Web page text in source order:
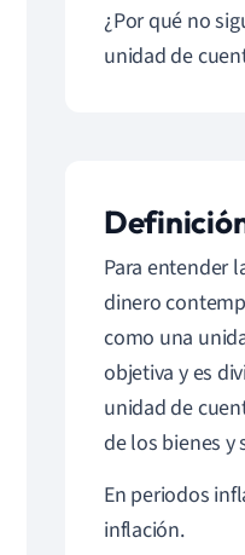
¿Por qué no
unidad de
Para entender
dinero
como una
objetiva y es
unidad de
de los bienes y
En periodos
inflación.